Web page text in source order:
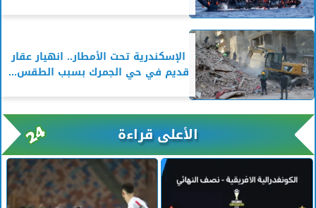
الإسكندرية تحت الأمطار.. انهيار عقار
قديم في حي الجمرك بسبب الطقس...
الأعلى قراءة